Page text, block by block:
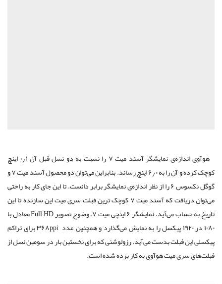
هوآوی اندازه‌ی نمایشگر آسند میت ۷ را نسبت به دو نسل قبل آن ۰٫۱ اینچ
کوچک کرده و آن را به ۶٫۰ اینچ رساند. بنابراین می‌توان دو محصول آسند میت ۷ و
گوگل نکسوس ۶ را از نظر اندازه‌ی نمایشگر برابر دانست. تا این جای کار به راحتی
می‌توان دریافت که آسند میت ۷ کوچک ترین فبلت سری میت این سازنده تا این
تاریخ به حساب می‌آید. نمایشگر ۶ اینچی میت ۷، وضوح تصویر Full HD معادل با
۱۰۸۰ در ۱۹۲۰ پیکسل را به نمایش می‌گذارد و همچنین عدد ۳۶۸ppi برای تراکم
پیکسلی این فبلت بدست می‌آید. رزولوشنی که برای نخستین بار در سومین نسل از
فبلت‌های سری میت هوآوی به کار برده شده است.